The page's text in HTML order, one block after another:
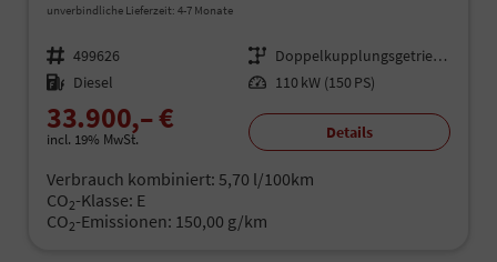
unverbindliche Lieferzeit: 4-7 Monate
Fahrzeugnr. 499626 Getriebe
Doppelkupplungsgetriebe (DSG)
Kraftstoff Diesel Leistung 110 kW (150 PS)
33.900,– €
incl. 19% MwSt. Details
Verbrauch kombiniert: 5,70 l/100km
CO2-Klasse: E
CO2-Emissionen: 150,00 g/km